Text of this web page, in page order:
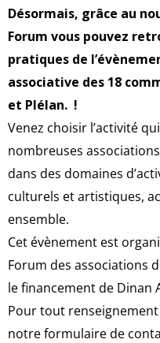
Désormais, grâce au
Forum vous pouvez
pratiques de
associative des 18
et Plélan. !
Venez choisir l’activité
nombreuses
dans des domaines
culturels et artistiques,
ensemble.
Cet évènement est
Forum des associations
le financement de Dinan
Pour tout
notre formulaire de